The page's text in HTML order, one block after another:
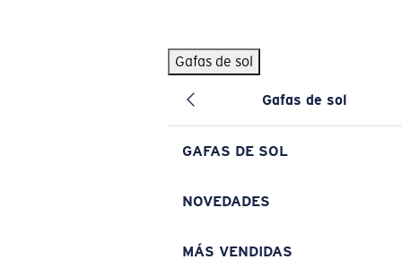
Gafas de sol
Gafas de sol
GAFAS DE SOL
NOVEDADES
MÁS VENDIDAS
BÚSQUEDAS POPULARES
Pilothouse PRO Limited Edition Pack Exclusivo
Gafas de sol personalizadas
Los más vendidos de gafas de sol